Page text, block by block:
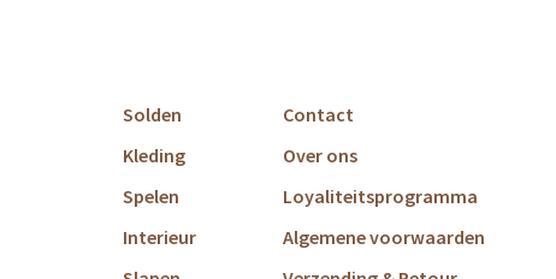
Solden
Kleding
Spelen
Interieur
Contact
Over ons
Loyaliteitsprogramma
Algemene voorwaarden